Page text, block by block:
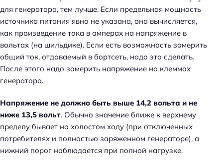
для генератора, тем лучше. Если предельная мощность
источника питания явно не указана, она вычисляется,
как произведение тока в амперах на напряжение в
вольтах (на шильдике). Если есть возможность замерить
общий ток, отдаваемый в бортсеть, надо это сделать.
После этого надо замерить напряжение на клеммах
генератора.
Напряжение не должно быть выше 14,2 вольта и не
ниже 13,5 вольт. Обычно значение ближе к верхнему
пределу бывает на холостом ходу (при отключенных
потребителях и полностью заряженном генераторе), а
нижний порог наблюдается при полной нагрузке.